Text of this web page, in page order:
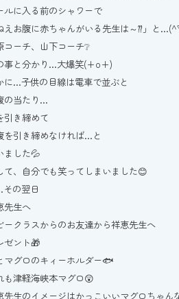
ルに入る前のシャワーで
えお腹に赤ちゃんがいる先生は～⁇」と
コーチ、山下コーチ❔
事と分かり…大爆笑(+o+)
に…子供の目線は電車で並ぶと
の当たり…
引き締めて
を引き締めなければ…と
ました💦
て、自分でも笑ってしまいました😊
の翌日
先生へ
ークラスからのお友達から祥恵先生へ
ゼント🎁
マグロのキィーホルダー🐟
も津軽海峡本マグロ😲
先生のイメージはかっこいいマグロちゃん